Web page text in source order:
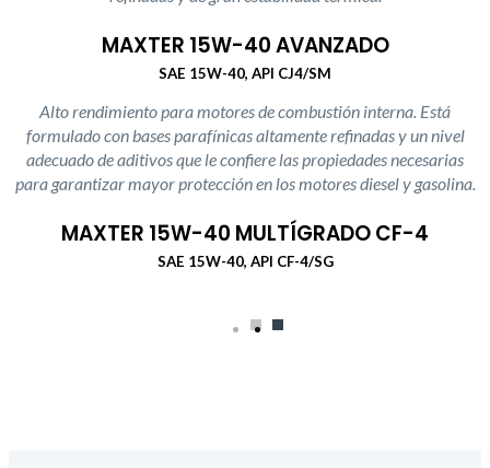
MAXTER 15W-40 AVANZADO
SAE 15W-40, API CJ4/SM
Alto rendimiento para motores de combustión interna. Está
formulado con bases parafínicas altamente refinadas y un nivel
adecuado de aditivos que le confiere las propiedades necesarias
para garantizar mayor protección en los motores diesel y gasolina.
MAXTER 15W-40 MULTÍGRADO CF-4
SAE 15W-40, API CF-4/SG